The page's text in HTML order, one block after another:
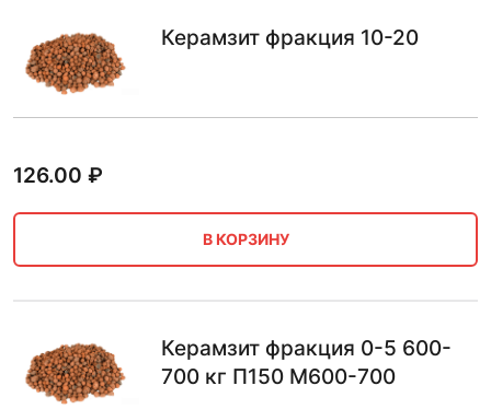
Керамзит фракция 10-20
126.00 ₽
В КОРЗИНУ
Керамзит фракция 0-5 600-
700 кг П150 М600-700